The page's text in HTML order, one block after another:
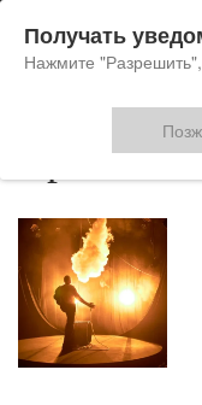
Эрнест
Получать
Нажмите